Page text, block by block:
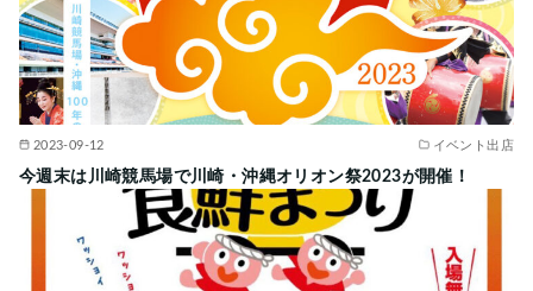
2023-09-12 イベント出店
今週末は川崎競馬場で川崎・沖縄オリオン祭2023が開催！